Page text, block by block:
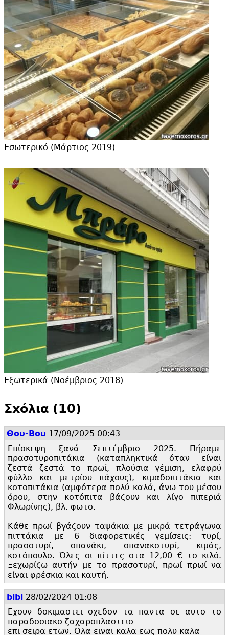
Εσωτερικό (Μάρτιος 2019)
Εξωτερικά (Νοέμβριος 2018)
Σxόλια (10)
Θου-Βου 17/09/2025 00:43
Επίσκεψη ξανά Σεπτέμβριο 2025. Πήραμε
πρασοτυροπιτάκια (καταπληκτικά όταν είναι
ζεστά ζεστά το πρωί, πλούσια γέμιση, ελαφρύ
φύλλο και μετρίου πάχους), κιμαδοπιτάκια και
κοτοπιτάκια (αμφότερα πολύ καλά, άνω του μέσου
όρου, στην κοτόπιτα βάζουν και λίγο πιπεριά
Φλωρίνης), βλ. φωτο.
Κάθε πρωί βγάζουν ταψάκια με μικρά τετράγωνα
πιττάκια με 6 διαφορετικές γεμίσεις: τυρί,
πρασοτυρί, σπανάκι, σπανακοτυρί, κιμάς,
κοτόπουλο. Όλες οι πίττες στα 12,00 € το κιλό.
Ξεχωρίζω αυτήν με το πρασοτυρί, πρωί πρωί να
είναι φρέσκια και καυτή.
bibi 28/02/2024 01:08
Εχουν δοκιμαστει σχεδον τα παντα σε αυτο το
παραδοσιακο ζαχαροπλαστειο
επι σειρα ετων. Ολα ειναι καλα εως πολυ καλα